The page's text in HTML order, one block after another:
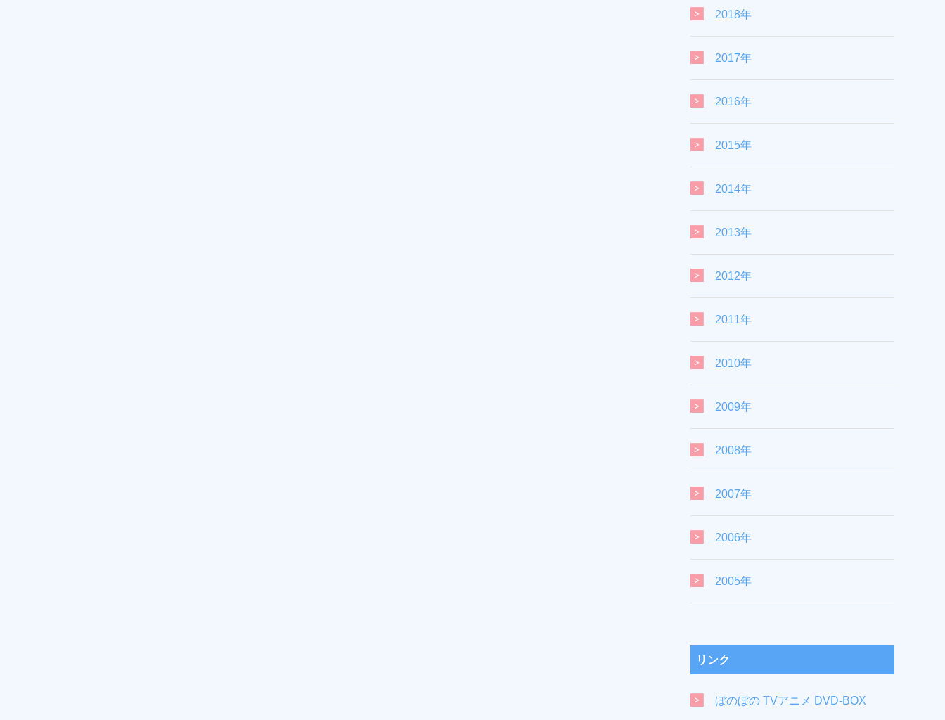
2018年
2017年
2016年
2015年
2014年
2013年
2012年
2011年
2010年
2009年
2008年
2007年
2006年
2005年
リンク
ぼのぼの TVアニメ DVD-BOX